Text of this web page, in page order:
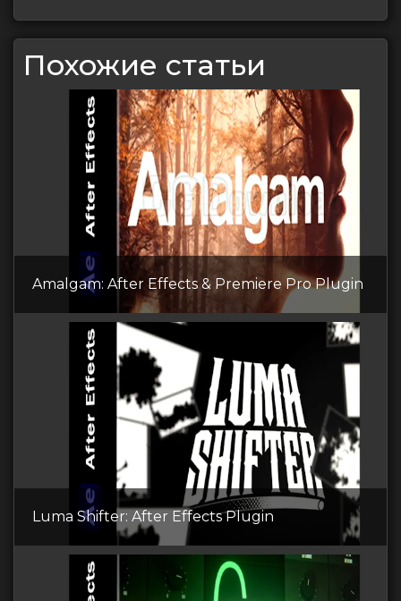
Похожие статьи
Amalgam: After Effects & Premiere Pro Plugin
Luma Shifter: After Effects Plugin